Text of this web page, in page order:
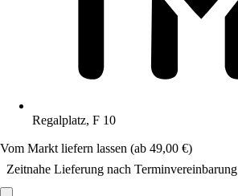
Regalplatz, F 10
Vom Markt liefern lassen (ab 49,00 €)
Zeitnahe Lieferung nach Terminvereinbarung